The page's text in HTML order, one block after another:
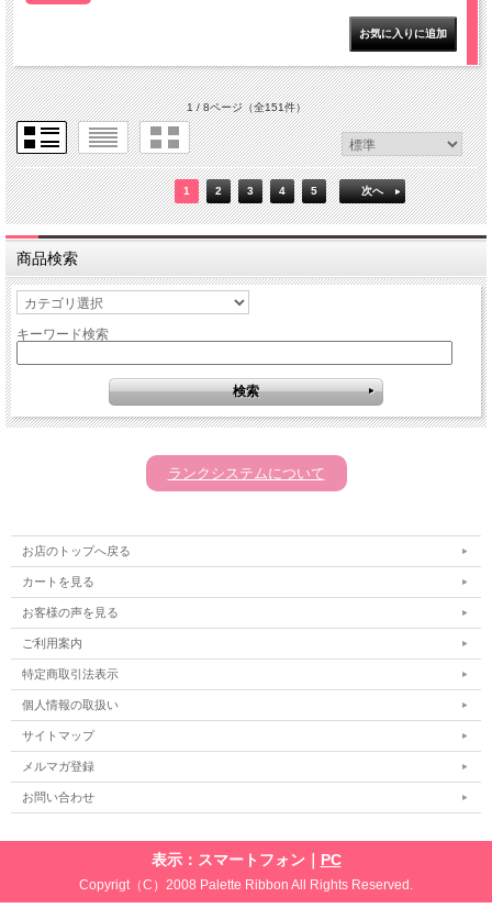
1 / 8ページ（全151件）
1 2 3 4 5 次へ
商品検索
キーワード検索
ランクシステムについて
お店のトップへ戻る
カートを見る
お客様の声を見る
ご利用案内
特定商取引法表示
個人情報の取扱い
サイトマップ
メルマガ登録
お問い合わせ
表示：スマートフォン｜ PC
Copyrigt（C）2008 Palette Ribbon All Rights Reserved.